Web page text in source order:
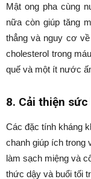
Mật ong pha cùng
nữa còn giúp tăng
thẳng và nguy cơ
cholesterol trong
quế và một ít nước
8. Cải thiện
Các đặc tính kháng
chanh giúp ích trong
làm sạch miệng và
thức dậy và buổi tối